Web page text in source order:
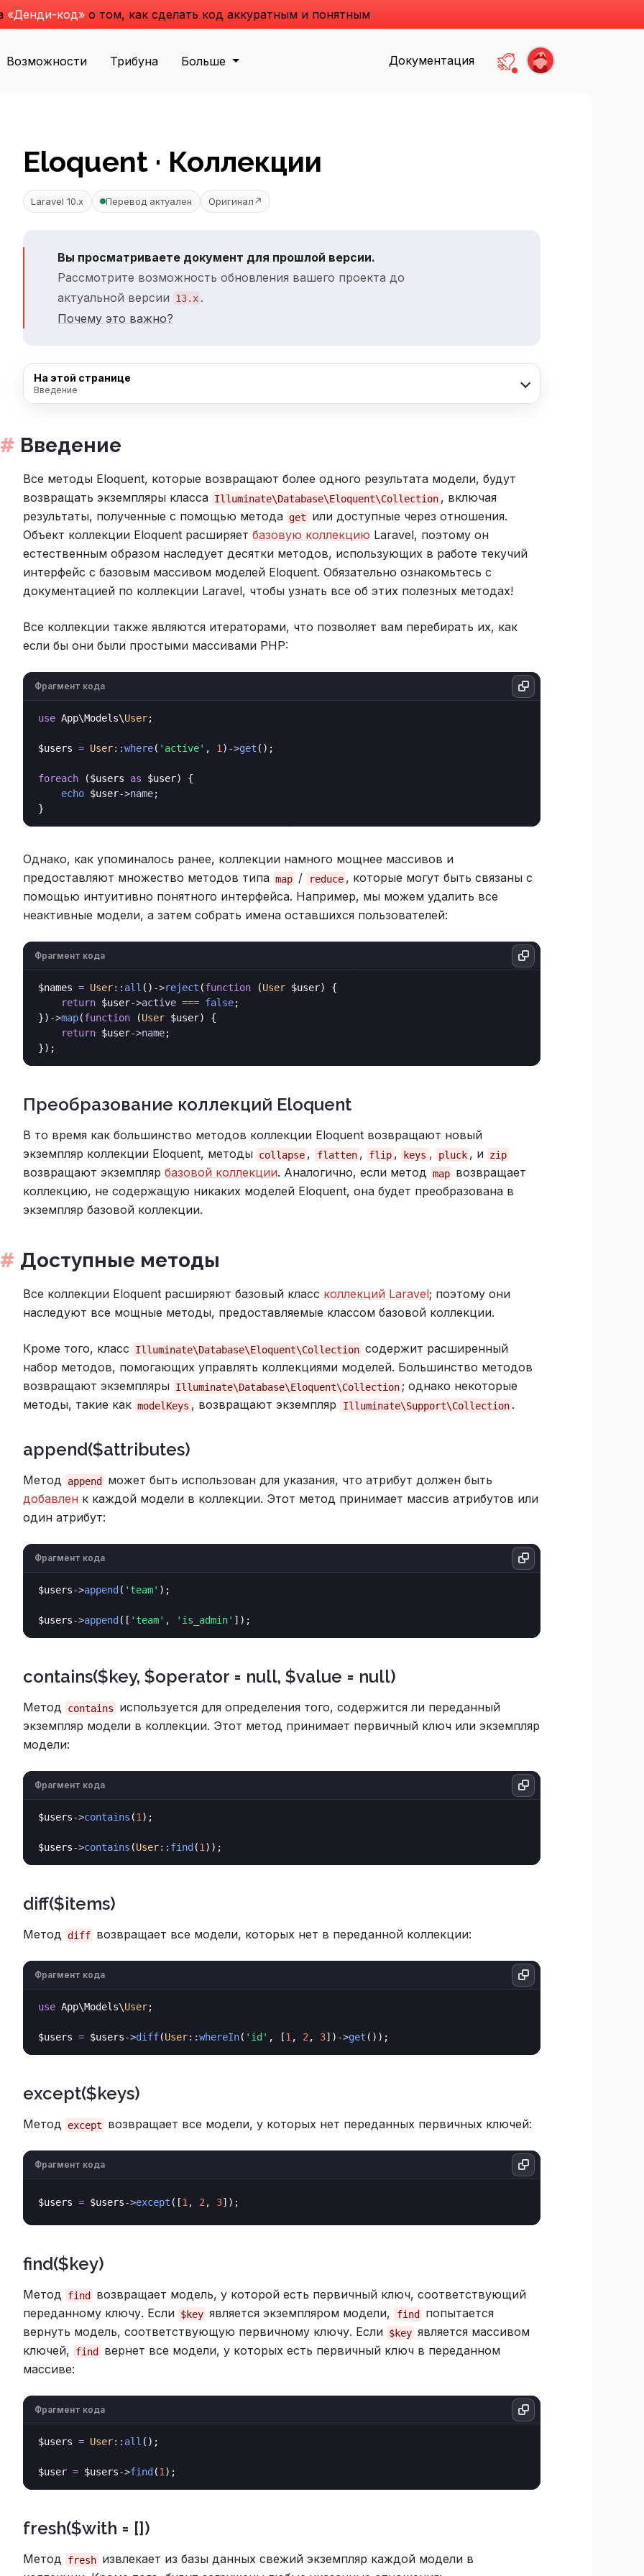
«Денди-код» о том, как сделать код аккуратным и понятным
Возможности Трибуна Больше
Документация
Есть не прочитанные
Eloquent · Коллекции
Laravel 10.x Перевод актуален Оригинал ↗
Вы просматриваете документ для прошлой версии.
Рассмотрите возможность обновления вашего проекта до
актуальной версии
13.x .
Почему это важно?
На этой странице
Введение
Введение
Все методы Eloquent, которые возвращают более одного результата модели, будут
возвращать экземпляры класса Illuminate\Database\Eloquent\Collection , включая
результаты, полученные с помощью метода get
или доступные через отношения.
Объект коллекции Eloquent расширяет базовую коллекцию Laravel, поэтому он
естественным образом наследует десятки методов, использующих в работе текучий
интерфейс с базовым массивом моделей Eloquent. Обязательно ознакомьтесь с
документацией по коллекции Laravel, чтобы узнать все об этих полезных методах!
Все коллекции также являются итераторами, что позволяет вам перебирать их, как
если бы они были простыми массивами PHP:
Фрагмент кода
use App\Models\User;
$users = User::where( 'active' , 1) ->get ();
foreach ($users as $user) {
echo $user->name;
Однако, как упоминалось ранее, коллекции намного мощнее массивов и
предоставляют множество методов типа map / reduce , которые могут быть связаны с
помощью интуитивно понятного интерфейса. Например, мы можем удалить все
неактивные модели, а затем собрать имена оставшихся пользователей:
Фрагмент кода
$names = User:: all () ->reject (function (User $user) {
return $user->active === false;
}) ->map(function (User $user) {
return $user->name;
Преобразование коллекций Eloquent
В то время как большинство методов коллекции Eloquent возвращают новый
экземпляр коллекции Eloquent, методы collapse , flatten , flip , keys , pluck , и zip
возвращают экземпляр базовой коллекции. Аналогично, если метод map возвращает
коллекцию, не содержащую никаких моделей Eloquent, она будет преобразована в
экземпляр базовой коллекции.
Доступные методы
Все коллекции Eloquent расширяют базовый класс коллекций Laravel; поэтому они
наследуют все мощные методы, предоставляемые классом базовой коллекции.
Кроме того, класс Illuminate\Database\Eloquent\Collection содержит расширенный
набор методов, помогающих управлять коллекциями моделей. Большинство методов
возвращают экземпляры Illuminate\Database\Eloquent\Collection ; однако некоторые
методы, такие как modelKeys , возвращают экземпляр Illuminate\Support\Collection .
append($attributes)
Метод append может быть использован для указания, что атрибут должен быть
добавлен к каждой модели в коллекции. Этот метод принимает массив атрибутов или
один атрибут:
Фрагмент кода
$users->append ( 'team' );
$users->append ([ 'team' , 'is_admin'
contains($key, $operator = null, $value = null)
Метод contains
используется для определения того, содержится ли переданный
экземпляр модели в коллекции. Этот метод принимает первичный ключ или экземпляр
модели:
Фрагмент кода
$users->contains (1);
$users->contains (User:: find (1
diff($items)
Метод diff возвращает все модели, которых нет в переданной коллекции:
Фрагмент кода
use App\Models\User;
$users = $users->diff(User::whereIn( 'id' , [1, 2, 3]) ->get
except($keys)
Метод except возвращает все модели, у которых нет переданных первичных ключей:
Фрагмент кода
$users = $users->except ([1 , 2 , 3
find($key)
Метод find возвращает модель, у которой есть первичный ключ, соответствующий
переданному ключу. Если $key является экземпляром модели, find попытается
вернуть модель, соответствующую первичному ключу. Если $key является массивом
ключей,
find вернет все модели, у которых есть первичный ключ в переданном
массиве:
Фрагмент кода
$users = User:: all ();
$user = $users->find (1
fresh($with = [])
Метод fresh извлекает из базы данных свежий экземпляр каждой модели в